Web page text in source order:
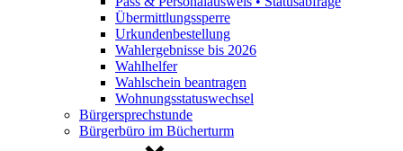
Übermittlungssperre
Urkundenbestellung
Wahlergebnisse bis 2026
Wahlhelfer
Wahlschein beantragen
Wohnungsstatuswechsel
Bürgersprechstunde
Bürgerbüro im Bücherturm